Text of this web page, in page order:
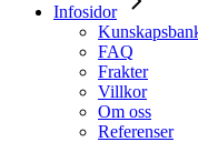
Infosidor
FAQ
Frakter
Villkor
Om oss
Referenser